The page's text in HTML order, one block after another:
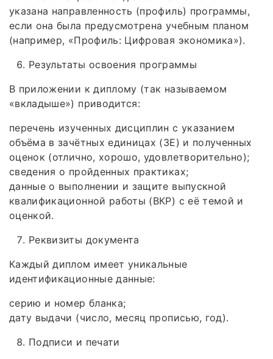
указана направленность (профиль) программы,
если она была предусмотрена учебным планом
(например, «Профиль: Цифровая экономика»).
Результаты освоения программы
В приложении к диплому (так называемом
«вкладыше») приводится:
перечень изученных дисциплин с указанием
объёма в зачётных единицах (ЗЕ) и полученных
оценок (отлично, хорошо, удовлетворительно);
сведения о пройденных практиках;
данные о выполнении и защите выпускной
квалификационной работы (ВКР) с её темой и
оценкой.
Реквизиты документа
Каждый диплом имеет уникальные
идентификационные данные:
серию и номер бланка;
дату выдачи (число, месяц прописью, год).
Подписи и печати